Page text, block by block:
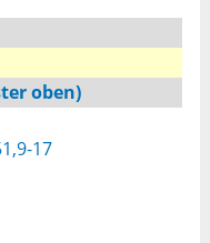
oben)
17